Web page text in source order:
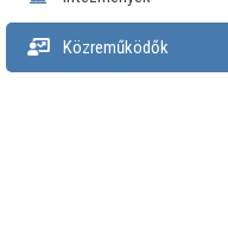
Közreműködők